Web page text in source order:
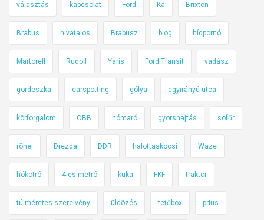
a
a
n
,
e
ö
t
e
z
választás kapcsolat Ford Ka Brixton
Brabus hivatalos Brabusz blog hídpornó
Martorell Rudolf Yaris Ford Transit vadász
gördeszka carspotting gólya egyirányú utca
körforgalom OBB hómaró gyorshajtás sofőr
röhej Drezda DDR halottaskocsi Waze
hókotró 4-es metró kuka FKF traktor
túlméretes szerelvény üldözés tetőbox prius